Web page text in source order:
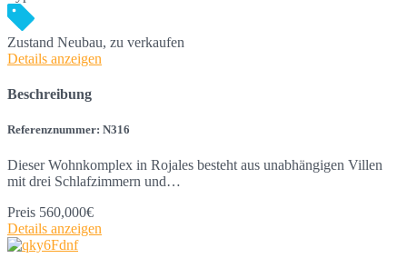
Zustand Neubau, zu verkaufen
Details anzeigen
Beschreibung
Referenznummer: N316
Dieser Wohnkomplex in Rojales besteht aus unabhängigen Villen
mit drei Schlafzimmern und…
Preis 560,000€
Details anzeigen